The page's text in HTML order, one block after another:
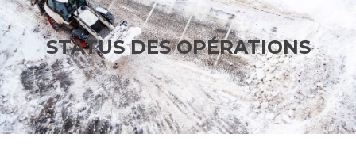
STATUS DES OPÉRATIONS